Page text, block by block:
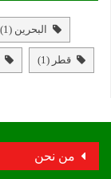
البحرين (1)
قطر (1)
من نحن